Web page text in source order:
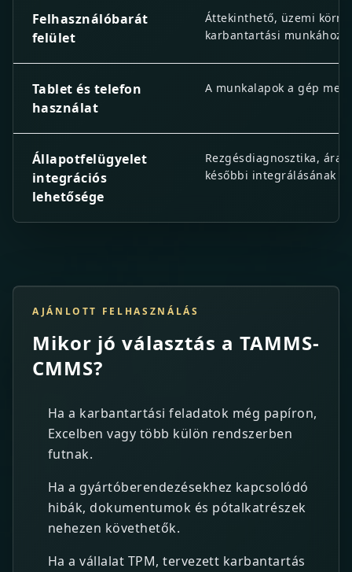
Felhasználóbarát
felület
Áttekinthető, üzemi
karbantartási munkához.
Tablet és telefon
használat
A munkalapok a gép
Állapotfelügyelet
integrációs
lehetősége
Rezgésdiagnosztika,
későbbi integrálásának
AJÁNLOTT FELHASZNÁLÁS
Mikor jó választás a TAMMS-
CMMS?
Ha a karbantartási feladatok még papíron,
Excelben vagy több külön rendszerben
futnak.
Ha a gyártóberendezésekhez kapcsolódó
hibák, dokumentumok és pótalkatrészek
nehezen követhetők.
Ha a vállalat TPM, tervezett karbantartás